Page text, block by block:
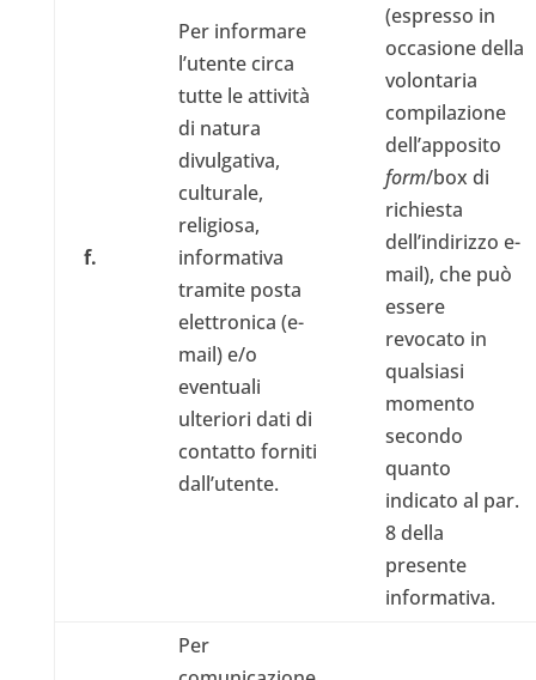
f.
Per informare
l’utente circa
tutte le attività
di natura
divulgativa,
culturale,
religiosa,
informativa
tramite posta
elettronica (e-
mail) e/o
eventuali
ulteriori dati di
contatto forniti
dall’utente.
(espresso in
occasione della
volontaria
compilazione
dell’apposito
form/box di
richiesta
dell’indirizzo e-
mail), che può
essere
revocato in
qualsiasi
momento
secondo
quanto
indicato al par.
8 della
presente
informativa.
Per